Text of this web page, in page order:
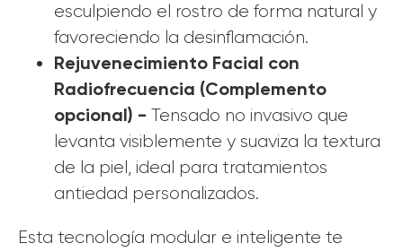
esculpiendo el rostro de forma natural y
favoreciendo la desinflamación.
Rejuvenecimiento Facial con
Radiofrecuencia (Complemento
opcional) - Tensado no invasivo que
levanta visiblemente y suaviza la textura
de la piel, ideal para tratamientos
antiedad personalizados.
Esta tecnología modular e inteligente te